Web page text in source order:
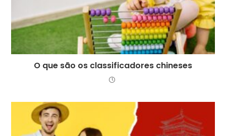
O que são os classificadores chineses